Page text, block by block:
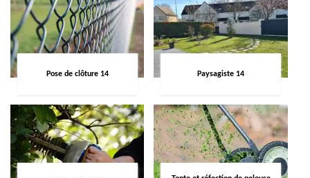
Pose de clôture 14 Paysagiste 14